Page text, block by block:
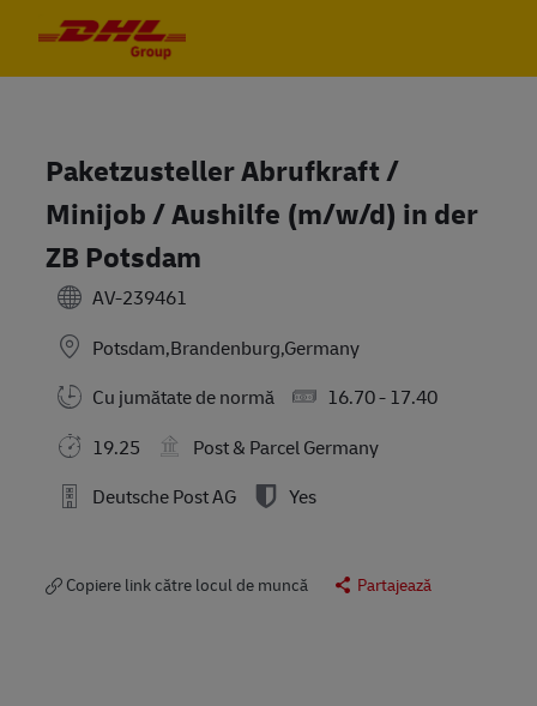
Paketzusteller Abrufkraft /
Minijob / Aushilfe (m/w/d) in der
ZB Potsdam
AV-239461
Potsdam,Brandenburg,Germany
Cu jumătate de normă
16.70 - 17.40
19.25
Post & Parcel Germany
Deutsche Post AG
Yes
Copiere link către locul de muncă Partajează